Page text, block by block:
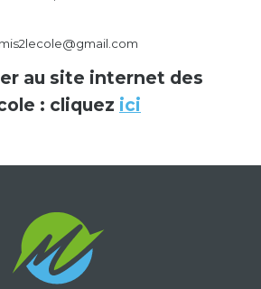
au site internet des
: cliquez ici